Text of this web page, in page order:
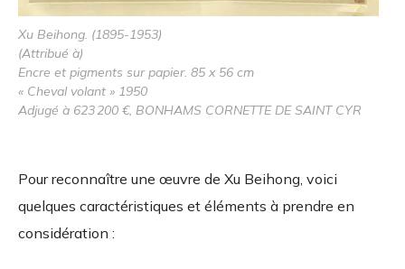
Xu Beihong. (1895-1953)
(Attribué à)
Encre et pigments sur papier. 85 x 56 cm
« Cheval volant » 1950
Adjugé à 623 200 €, BONHAMS CORNETTE DE SAINT CYR
Pour reconnaître une œuvre de Xu Beihong, voici
quelques caractéristiques et éléments à prendre en
considération :